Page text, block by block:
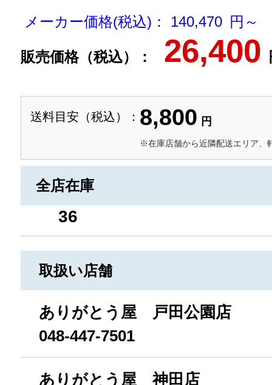
メーカー価格(税込)： 140,470 円～
販売価格（税込）： 26,400
送料目安（税込）： 8,800 円
※在庫店舗から近隣配送エリア、
全店在庫
36
取扱い店舗
ありがとう屋 戸田公園店
048-447-7501
ありがとう屋 神田店